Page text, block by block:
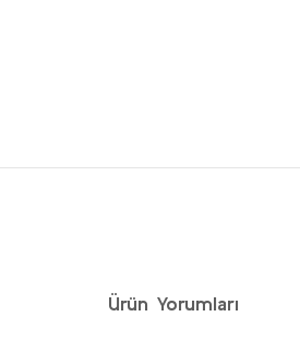
Ürün Yorumları